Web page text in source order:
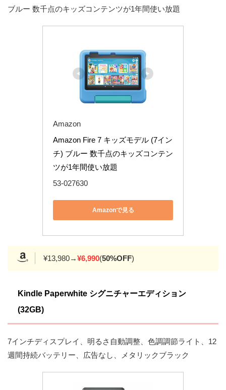
ブルー 数千点のキッズコンテンツが1年間使い放題
Amazon
Amazon Fire 7 キッズモデル (7イン
チ) ブルー 数千点のキッズコンテン
ツが1年間使い放題
53-027630
Amazonで見る
¥13,980→¥6,990(50%OFF)
Kindle Paperwhite シグニチャーエディション
(32GB)
7インチディスプレイ、明るさ自動調整、色調調節ライト、12
週間持続バッテリー、広告なし、メタリックブラック